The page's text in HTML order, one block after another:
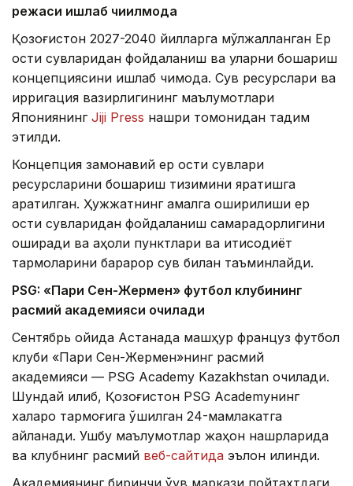
режаси ишлаб чиқилмоқда
Қозоғистон 2027-2040 йилларга мўлжалланган Ер
ости сувларидан фойдаланиш ва уларни бошқариш
концепциясини ишлаб чиқмоқда. Сув ресурслари ва
ирригация вазирлигининг маълумотлари
Япониянинг Jiji Press нашри томонидан тақдим
этилди.
Концепция замонавий ер ости сувлари
ресурсларини бошқариш тизимини яратишга
қаратилган. Ҳужжатнинг амалга оширилиши ер
ости сувларидан фойдаланиш самарадорлигини
оширади ва аҳоли пунктлари ва иқтисодиёт
тармоқларини барқарор сув билан таъминлайди.
PSG: «Пари Сен-Жермен» футбол клубининг
расмий академияси очилади
Сентябрь ойида Астанада машҳур француз футбол
клуби «Пари Сен-Жермен»нинг расмий
академияси — PSG Academy Kazakhstan очилади.
Шундай қилиб, Қозоғистон PSG Academyнинг
халқаро тармоғига қўшилган 24-мамлакатга
айланади. Ушбу маълумотлар жаҳон нашрларида
ва клубнинг расмий веб-сайтида эълон қилинди.
Академиянинг биринчи ўқув маркази пойтахтдаги